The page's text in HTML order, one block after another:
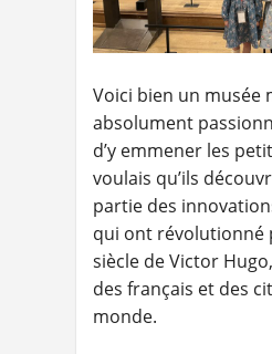
Voici bien un musée
absolument
d’y emmener les
voulais qu’ils
partie des
qui ont révolutionné
siècle de Victor
des français et des
monde.